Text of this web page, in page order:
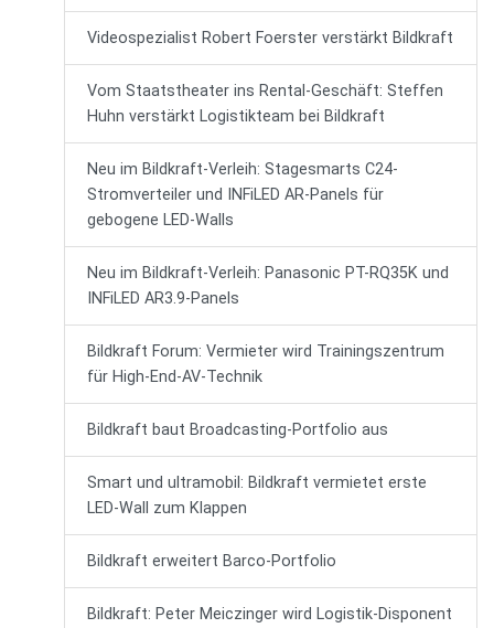
Videospezialist Robert Foerster verstärkt Bildkraft
Vom Staatstheater ins Rental-Geschäft: Steffen
Huhn verstärkt Logistikteam bei Bildkraft
Neu im Bildkraft-Verleih: Stagesmarts C24-
Stromverteiler und INFiLED AR-Panels für
gebogene LED-Walls
Neu im Bildkraft-Verleih: Panasonic PT-RQ35K und
INFiLED AR3.9-Panels
Bildkraft Forum: Vermieter wird Trainingszentrum
für High-End-AV-Technik
Bildkraft baut Broadcasting-Portfolio aus
Smart und ultramobil: Bildkraft vermietet erste
LED-Wall zum Klappen
Bildkraft erweitert Barco-Portfolio
Bildkraft: Peter Meiczinger wird Logistik-Disponent